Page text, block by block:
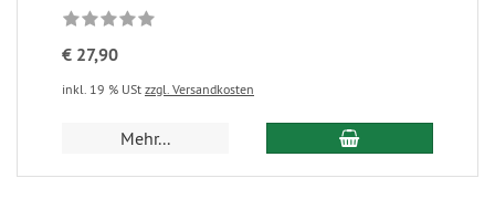
€ 27,90
inkl. 19 % USt zzgl. Versandkosten
Mehr...